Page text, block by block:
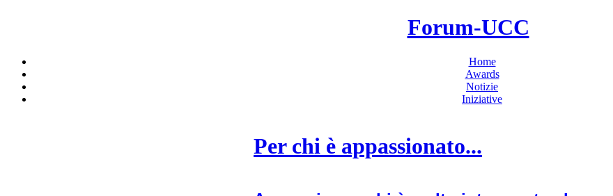
Forum-UCC
Home
Awards
Notizie
Iniziative
Per chi è appassionato...